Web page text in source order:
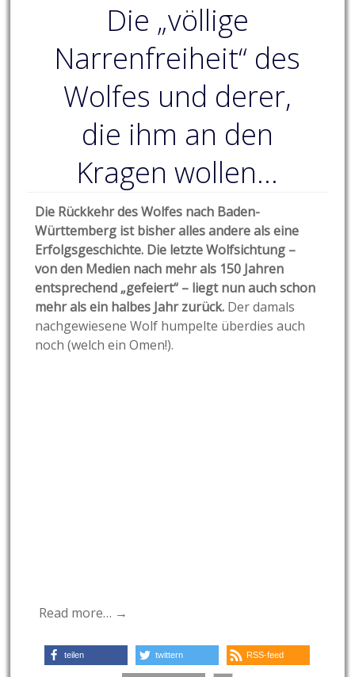
Die „völlige
Narrenfreiheit“ des
Wolfes und derer,
die ihm an den
Kragen wollen…
Die Rückkehr des Wolfes nach Baden-
Württemberg ist bisher alles andere als eine
Erfolgsgeschichte. Die letzte Wolfsichtung –
von den Medien nach mehr als 150 Jahren
entsprechend „gefeiert“ – liegt nun auch schon
mehr als ein halbes Jahr zurück. Der damals
nachgewiesene Wolf humpelte überdies auch
noch (welch ein Omen!).
Read more… →
teilen twittern RSS-feed